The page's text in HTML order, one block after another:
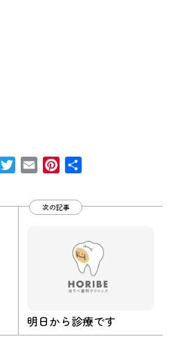
FacebookTwitter
Email Pinterest
次の記事
明日から診療です